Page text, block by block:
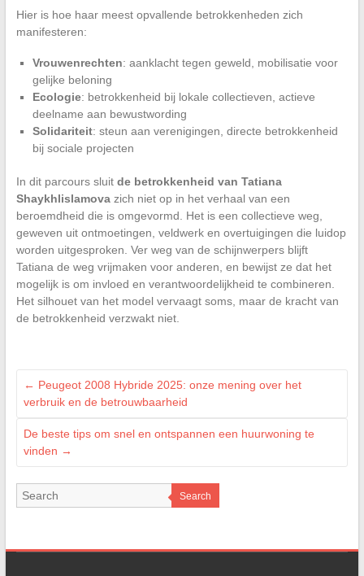
Hier is hoe haar meest opvallende betrokkenheden zich
manifesteren:
Vrouwenrechten: aanklacht tegen geweld, mobilisatie voor
gelijke beloning
Ecologie: betrokkenheid bij lokale collectieven, actieve
deelname aan bewustwording
Solidariteit: steun aan verenigingen, directe betrokkenheid
bij sociale projecten
In dit parcours sluit de betrokkenheid van Tatiana
Shaykhlislamovazich niet op in het verhaal van een
beroemdheid die is omgevormd. Het is een collectieve weg,
geweven uit ontmoetingen, veldwerk en overtuigingen die luidop
worden uitgesproken. Ver weg van de schijnwerpers blijft
Tatiana de weg vrijmaken voor anderen, en bewijst ze dat het
mogelijk is om invloed en verantwoordelijkheid te combineren.
Het silhouet van het model vervaagt soms, maar de kracht van
de betrokkenheid verzwakt niet.
← Peugeot 2008 Hybride 2025: onze mening over het
verbruik en de betrouwbaarheid
De beste tips om snel en ontspannen een huurwoning te
vinden →
Search